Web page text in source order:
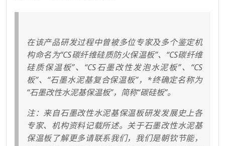
在该产品研发过程中曾被多位专家及多个鉴定机
构命名为“CS碳纤维硅质防火保温板”、“CS碳纤维
硅质保温板”、“CS石墨改性发泡水泥板”、“CS
板”、“石墨水泥基复合保温板”，*终确定名称为
“石墨改性水泥基保温板”，简称“碳硅板”。
注：来自石墨改性水泥基保温板研发发展史上各
专家、机构资料记载所述。关于石墨改性水泥基
保温板了解更多请联系我们，我们是朝钦节能，